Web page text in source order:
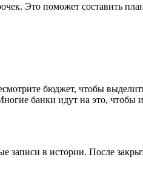
Это поможет составить
бюджет, чтобы
банки идут на это, чтобы
в истории. После